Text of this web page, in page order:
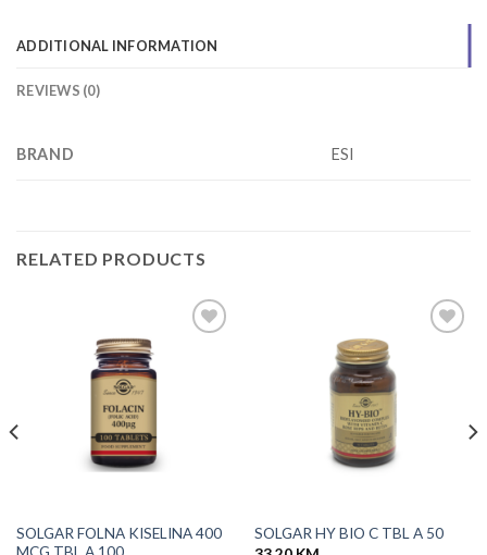
ADDITIONAL INFORMATION
REVIEWS (0)
BRAND ESI
RELATED PRODUCTS
SOLGAR FOLNA KISELINA 400
MCG TBL A 100
SOLGAR HY BIO C TBL A 50